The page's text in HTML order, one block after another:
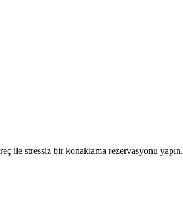
ile stressiz bir konaklama rezervasyonu yapın.